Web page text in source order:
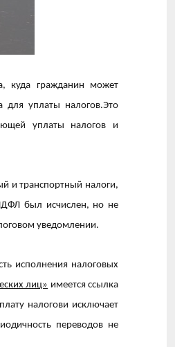
куда гражданин может
для уплаты налогов.Это
уплаты налогов и
и транспортный налоги,
был исчислен, но не
уведомлении.
исполнения налоговых
лиц» имеется ссылка
налогови исключает
переводов не